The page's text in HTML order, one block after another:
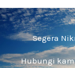
Segera
Hubungi